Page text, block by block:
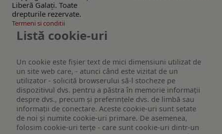
Liberă Galaţi. Toate
drepturile rezervate.
Termeni si conditii
Listă cookie-uri
Un cookie este fişier text de mici dimensiuni utilizat de
un site web care, - atunci când este vizitat de un
utilizator - solicită browserului să-l stocheze pe
dispozitivul dvs. pentru a păstra în memorie informații
despre dvs., precum și preferințele dvs. de limbă sau
informații de conectare. Aceste cookie-uri sunt setate
de noi și numite cookie-uri primare. De asemenea,
folosim cookie-uri terțe - care sunt cookie-uri dintr-un